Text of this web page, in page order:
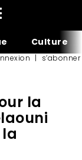
Culture
| s’abonner
la